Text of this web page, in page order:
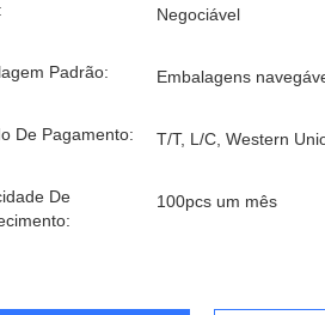
Negociável
Padrão: Embalagens
De Pagamento: T/T, L/C, Western
De
100pcs um mês